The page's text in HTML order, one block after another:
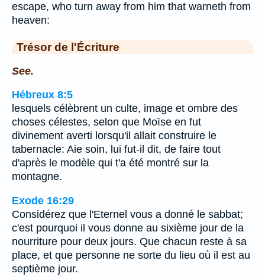
escape, who turn away from him that warneth from
heaven:
Trésor de l'Écriture
See.
Hébreux 8:5
lesquels célèbrent un culte, image et ombre des
choses célestes, selon que Moïse en fut
divinement averti lorsqu'il allait construire le
tabernacle: Aie soin, lui fut-il dit, de faire tout
d'après le modèle qui t'a été montré sur la
montagne.
Exode 16:29
Considérez que l'Eternel vous a donné le sabbat;
c'est pourquoi il vous donne au sixième jour de la
nourriture pour deux jours. Que chacun reste à sa
place, et que personne ne sorte du lieu où il est au
septième jour.